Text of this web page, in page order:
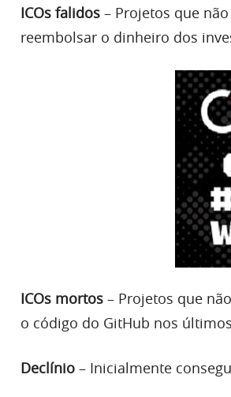
ICOs falidos – Projetos que
reembolsar o dinheiro dos
ICOs mortos – Projetos que
o código do GitHub nos
Declínio – Inicialmente